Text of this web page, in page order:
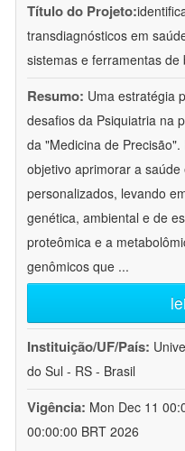
Título do Projeto:
transdiagnósticos em
sistemas e ferramentas de
Resumo: Uma estratégia
desafios da Psiquiatria na
da "Medicina de
objetivo aprimorar a
personalizados, levando
genética, ambiental e de
proteômica e a
genômicos que ...
Instituição/UF/País:
do Sul - RS - Brasil
Vigência: Mon Dec 11
00:00:00 BRT 2026